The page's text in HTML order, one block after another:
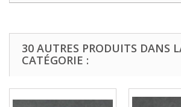
30 AUTRES PRODUITS DANS
CATÉGORIE :